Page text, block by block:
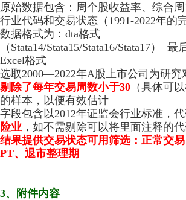
原始数据包含：周个股收益率、综合
行业代码和交易状态（1991-2022年的
数据格式为：dta格式
（Stata14/Stata15/Stata16/Stata17）
Excel格式
选取2000—2022年A股上市公司为研究
剔除了每年交易周数小于30 （具体可
的样本，以便有效估计
字段包含以2012年证监会行业标准，
险业 ，如不需剔除可以将里面注释的
结果提供交易状态可用筛选：正常交易
PT、退市整理期
3、附件内容